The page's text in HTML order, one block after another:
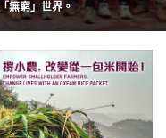
無窮」世界。